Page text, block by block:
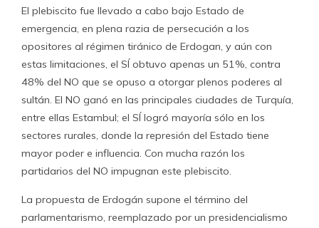
El plebiscito fue llevado a cabo bajo Estado de
emergencia, en plena razia de persecución a los
opositores al régimen tiránico de Erdogan, y aún con
estas limitaciones, el SÍ obtuvo apenas un 51%, contra
48% del NO que se opuso a otorgar plenos poderes al
sultán. El NO ganó en las principales ciudades de Turquía,
entre ellas Estambul; el SÍ logró mayoría sólo en los
sectores rurales, donde la represión del Estado tiene
mayor poder e influencia. Con mucha razón los
partidarios del NO impugnan este plebiscito.
La propuesta de Erdogán supone el término del
parlamentarismo, reemplazado por un presidencialismo